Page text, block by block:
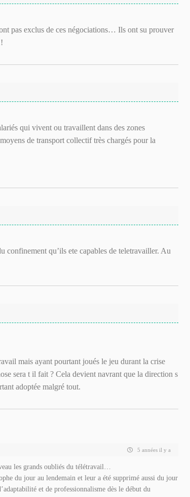
pas exclus de ces négociations… Ils ont su prouver
qui vivent ou travaillent dans des zones
de transport collectif très chargés pour la
confinement qu’ils ete capables de teletravailler. Au
mais ayant pourtant joués le jeu durant la crise
sera t il fait ? Cela devient navrant que la direction s
adoptée malgré tout.
5 années il y a
les grands oubliés du télétravail…
du jour au lendemain et leur a été supprimé aussi du jour
et de professionnalisme dès le début du